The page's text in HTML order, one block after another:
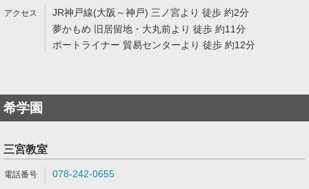
JR神戸線(大阪～神戸) 三ノ宮より 徒歩 約2分
夢かもめ 旧居留地・大丸前より 徒歩 約11分
ポートライナー 貿易センターより 徒歩 約12分
希学園
三宮教室
078-242-0655